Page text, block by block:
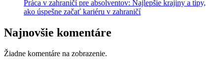
Práca v zahraničí pre absolventov: Najlepšie krajiny a tipy,
ako úspešne začať kariéru v zahraničí
Najnovšie komentáre
Žiadne komentáre na zobrazenie.